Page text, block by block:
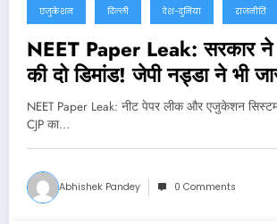
एजुकेशन दिल्ली देश-दुनिया राजनीति
NEET Paper Leak: सरकार ने
की दो डिमांड! जेपी नड्डा ने भी
NEET Paper Leak: नीट पेपर लीक और एजुकेशन
CJP का…
Abhishek Pandey 0 Comments